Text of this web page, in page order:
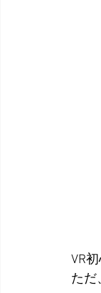
VR
ただ